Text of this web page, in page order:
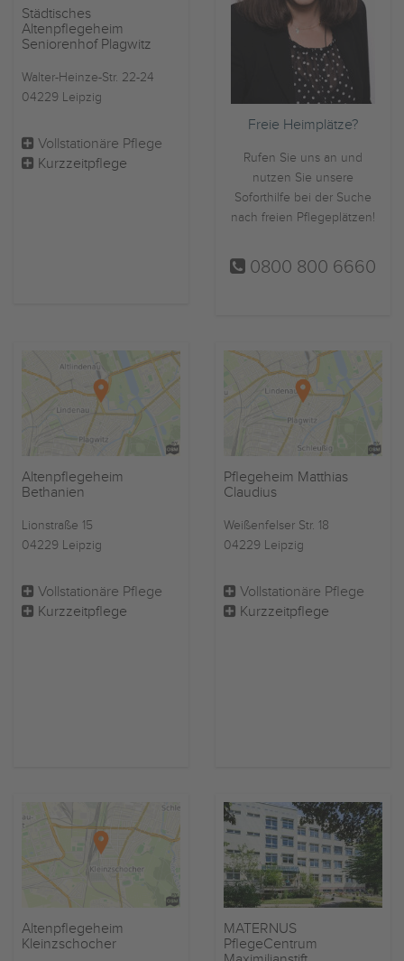
Städtisches
Altenpflegeheim
Seniorenhof Plagwitz
Walter-Heinze-Str. 22-24
04229 Leipzig
Vollstationäre Pflege
Kurzzeitpflege
Freie Heimplätze?
Rufen Sie uns an und
nutzen Sie unsere
Soforthilfe bei der Suche
nach freien Pflegeplätzen!
0800 800 6660
Altenpflegeheim
Bethanien
Lionstraße 15
04229 Leipzig
Vollstationäre Pflege
Kurzzeitpflege
Pflegeheim Matthias
Claudius
Weißenfelser Str. 18
04229 Leipzig
Vollstationäre Pflege
Kurzzeitpflege
Altenpflegeheim
Kleinzschocher
MATERNUS
PflegeCentrum